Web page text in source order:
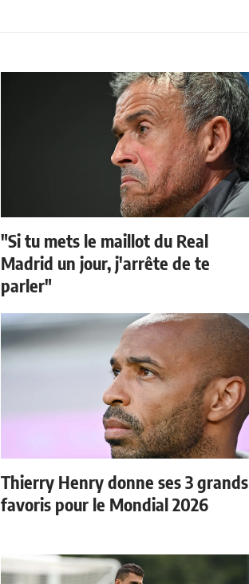
"Si tu mets le maillot du Real
Madrid un jour, j'arrête de te
parler"
Thierry Henry donne ses 3 grands
favoris pour le Mondial 2026